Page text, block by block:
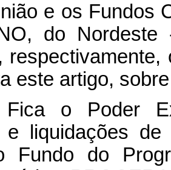
e os Fundos
do
este artigo,
o Poder
e liquidações
Fundo do